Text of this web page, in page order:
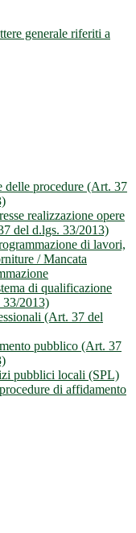
generale riferiti a
delle procedure (Art. 37
realizzazione opere
del d.lgs. 33/2013)
di lavori,
/ Mancata
di qualificazione
2013)
(Art. 37 del
pubblico (Art. 37
pubblici locali (SPL)
di affidamento